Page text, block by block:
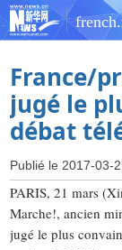
France/
jugé le
débat
Publié le 2017-03-
PARIS, 21 mars
Marche!, ancien
jugé le plus